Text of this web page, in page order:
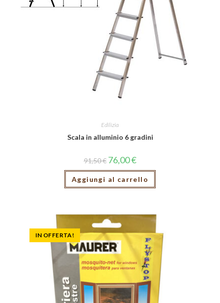
Edilizia
Scala in alluminio 6 gradini
91,50€ 76,00€
Aggiungi al carrello
IN OFFERTA!